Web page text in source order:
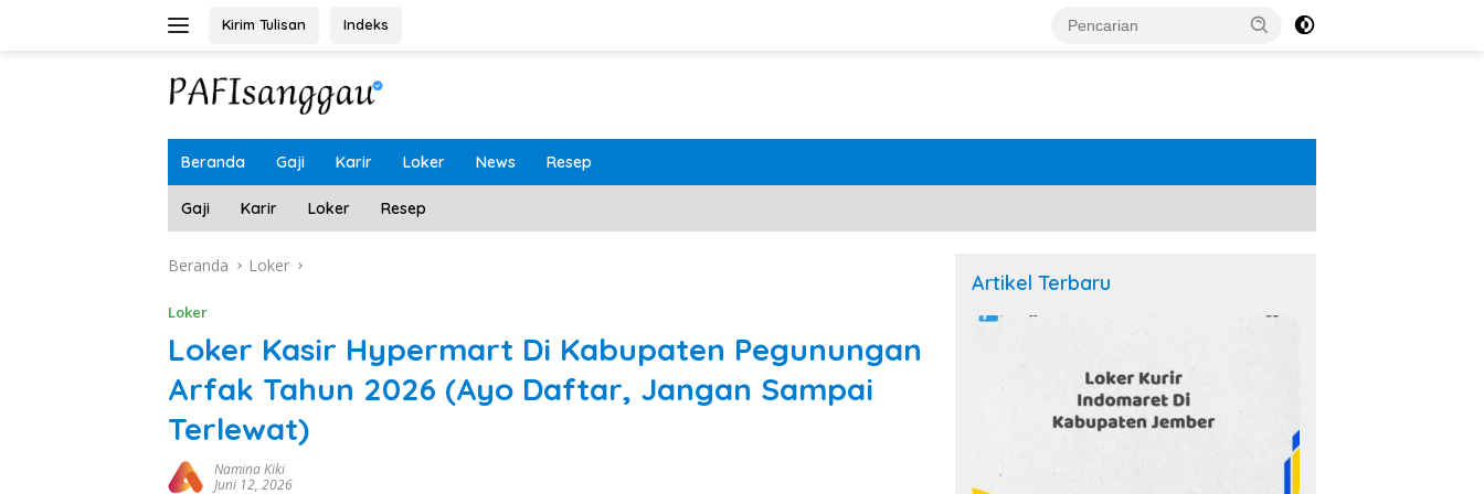
Kirim Tulisan Indeks
Beranda Gaji Karir Loker News Resep
Gaji Karir Loker Resep
Beranda Loker
Loker
Loker Kasir Hypermart Di Kabupaten Pegunungan
Arfak Tahun 2026 (Ayo Daftar, Jangan Sampai
Terlewat)
Namina Kiki
Juni 12, 2026
Artikel Terbaru